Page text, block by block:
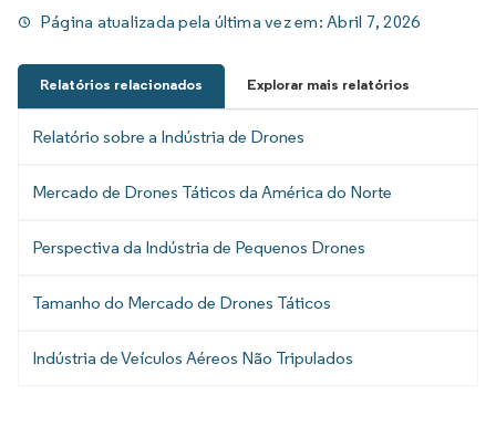
Página atualizada pela última vez em:Abril 7, 2026
Relatórios relacionados Explorar mais relatórios
Relatório sobre a Indústria de Drones
Mercado de Drones Táticos da América do Norte
Perspectiva da Indústria de Pequenos Drones
Tamanho do Mercado de Drones Táticos
Indústria de Veículos Aéreos Não Tripulados